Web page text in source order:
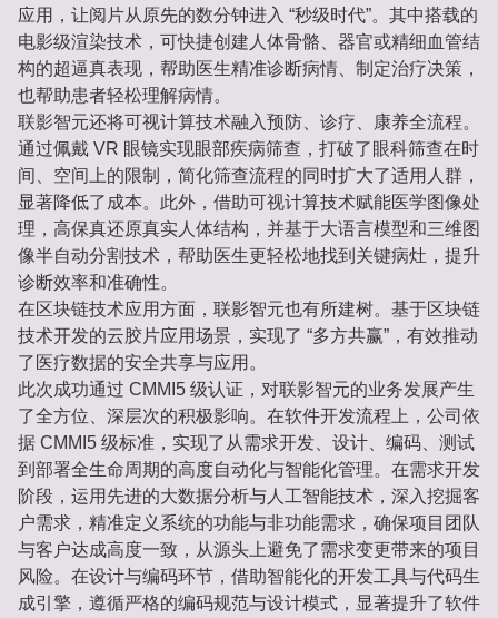
应用，让阅片从原先的数分钟进入 “秒级时代”。其中搭载的
电影级渲染技术，可快捷创建人体骨骼、器官或精细血管结
构的超逼真表现，帮助医生精准诊断病情、制定治疗决策，
也帮助患者轻松理解病情。
联影智元还将可视计算技术融入预防、诊疗、康养全流程。
通过佩戴 VR 眼镜实现眼部疾病筛查，打破了眼科筛查在时
间、空间上的限制，简化筛查流程的同时扩大了适用人群，
显著降低了成本。此外，借助可视计算技术赋能医学图像处
理，高保真还原真实人体结构，并基于大语言模型和三维图
像半自动分割技术，帮助医生更轻松地找到关键病灶，提升
诊断效率和准确性。
在区块链技术应用方面，联影智元也有所建树。基于区块链
技术开发的云胶片应用场景，实现了 “多方共赢”，有效推动
了医疗数据的安全共享与应用。
此次成功通过 CMMI5 级认证，对联影智元的业务发展产生
了全方位、深层次的积极影响。在软件开发流程上，公司依
据 CMMI5 级标准，实现了从需求开发、设计、编码、测试
到部署全生命周期的高度自动化与智能化管理。在需求开发
阶段，运用先进的大数据分析与人工智能技术，深入挖掘客
户需求，精准定义系统的功能与非功能需求，确保项目团队
与客户达成高度一致，从源头上避免了需求变更带来的项目
风险。在设计与编码环节，借助智能化的开发工具与代码生
成引擎，遵循严格的编码规范与设计模式，显著提升了软件